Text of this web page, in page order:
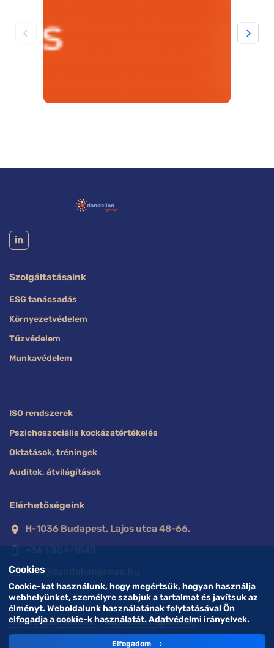
Szolgáltatásaink
ESG tanácsadás
Környezetvédelem
Tűzvédelem
Munkavédelem
ISO rendszerek
Pszichoszociális kockázatértékelés
Oktatások, tréningek
Auditok, átvilágítások
Elérhetőségeink
location_on H-1036 Budapest, Lajos utca 48-66.
mail_outline info@dandeliongroup.hu
Felhasználási feltételek Adatvédelmi tájékoztató
© 2023 DANDELION Kft. All rights reserved.
Cookies
Cookie-kat használunk, hogy megértsük, hogyan használja
webhelyünket, személyre szabjuk a tartalmat és javítsuk az
élményt. Weboldalunk használatának folytatásával Ön
elfogadja a cookie-k használatát. Adatvédelmi irányelvek.
Elfogadom